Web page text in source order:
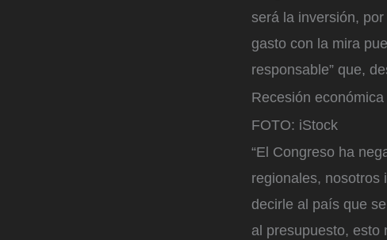
será la inversión,
gasto con la mira
responsable” que,
Recesión económica
FOTO: iStock
“El Congreso ha
regionales, nosotros
decirle al país que
al presupuesto, esto